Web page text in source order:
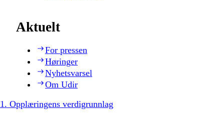
Aktuelt
For pressen
Høringer
Nyhetsvarsel
Om Udir
1. Opplæringens verdigrunnlag